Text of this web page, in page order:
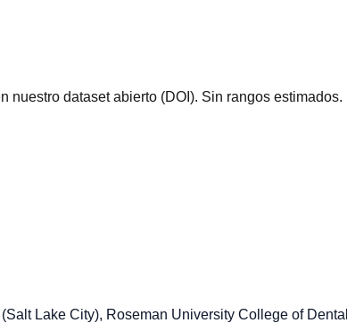
nuestro dataset abierto (DOI). Sin rangos estimados.
Lake City), Roseman University College of